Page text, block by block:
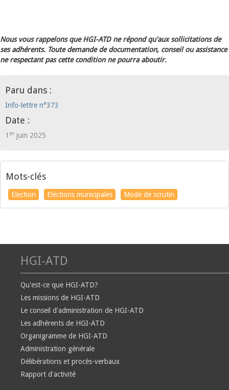
Nous vous rappelons que HGI-ATD ne répond qu'aux sollicitations de
ses adhérents. Toute demande de documentation, conseil ou assistance
ne respectant pas cette condition ne pourra aboutir.
Paru dans :
Info-lettre n°373
Date :
1 er juin 2025
Mots-clés
Election Elections municipales Mode de scrutin
HGI-ATD
Qu'est-ce que HGI-ATD?
Les missions de HGI-ATD
Le conseil d'administration de HGI-ATD
Les adhérents de HGI-ATD
Organigramme de HGI-ATD
Administration générale
Délibérations et procès-verbaux
Rapport d'activité